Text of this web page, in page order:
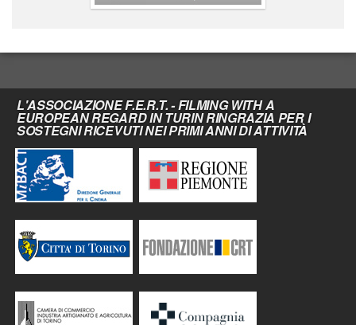
L'ASSOCIAZIONE F.E.R.T. - FILMING WITH A
EUROPEAN REGARD IN TURIN RINGRAZIA PER I
SOSTEGNI RICEVUTI NEI PRIMI ANNI DI ATTIVITÀ